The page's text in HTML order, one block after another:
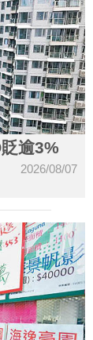
逾3%
2026/08/07